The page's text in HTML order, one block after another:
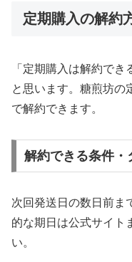
定期購入の解約
「定期購入は解約で
と思います。糖煎坊の
で解約できます。
解約できる条件・
次回発送日の数日前ま
的な期日は公式サイト
い。